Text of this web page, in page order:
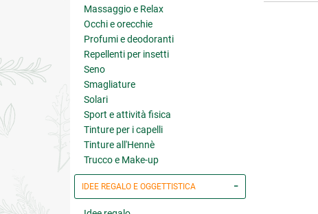
Massaggio e Relax
Occhi e orecchie
Profumi e deodoranti
Repellenti per insetti
Seno
Smagliature
Solari
Sport e attività fisica
Tinture per i capelli
Tinture all'Hennè
Trucco e Make-up
IDEE REGALO E OGGETTISTICA